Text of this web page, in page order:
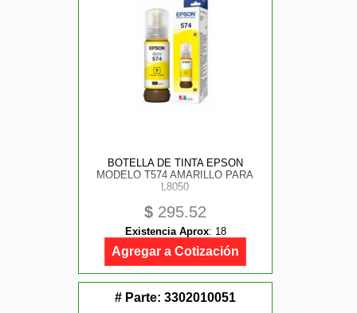
BOTELLA DE TINTA EPSON
MODELO T574 AMARILLO PARA
L8050
$ 295.52
Existencia Aprox: 18
Agregar a Cotización
# Parte: 3302010051